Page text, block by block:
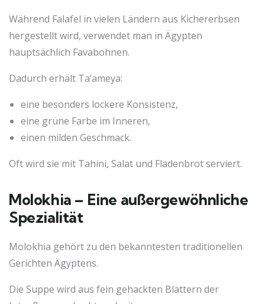
Während Falafel in vielen Ländern aus Kichererbsen
hergestellt wird, verwendet man in Ägypten
hauptsächlich Favabohnen.
Dadurch erhält Ta’ameya:
eine besonders lockere Konsistenz,
eine grüne Farbe im Inneren,
einen milden Geschmack.
Oft wird sie mit Tahini, Salat und Fladenbrot serviert.
Molokhia – Eine außergewöhnliche
Spezialität
Molokhia gehört zu den bekanntesten traditionellen
Gerichten Ägyptens.
Die Suppe wird aus fein gehackten Blättern der